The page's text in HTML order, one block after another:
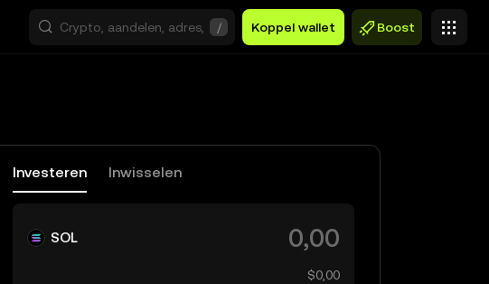
/ Koppel wallet Boost
Investeren Inwisselen
SOL
$0,00